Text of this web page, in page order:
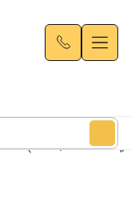
(1800/2100 МГц,